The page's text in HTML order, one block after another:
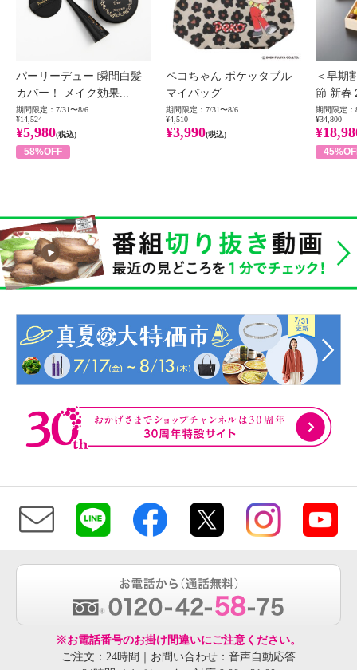
パーリーデュー 瞬間白髪
カバー！ メイク効果...
期間限定：7/31〜8/6
¥14,524
¥5,980(税込)
58%OFF
ペコちゃん ポケッタブル
マイバッグ
期間限定：7/31〜8/6
¥4,510
¥3,990(税込)
＜早期
節 新春
期間限定：
¥34,800
※お電話番号のお掛け間違いにご注意ください。
ご注文：24時間｜お問い合わせ：音声自動応答